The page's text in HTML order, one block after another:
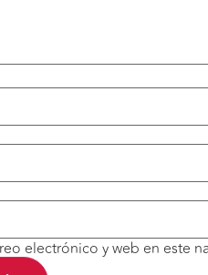
electrónico y web en este